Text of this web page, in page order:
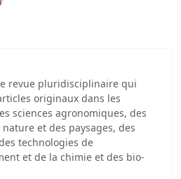
revue pluridisciplinaire qui
originaux dans les
sciences agronomiques, des
et des paysages, des
technologies de
et de la chimie et des bio-